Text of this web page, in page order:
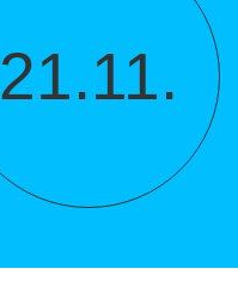
21.11.